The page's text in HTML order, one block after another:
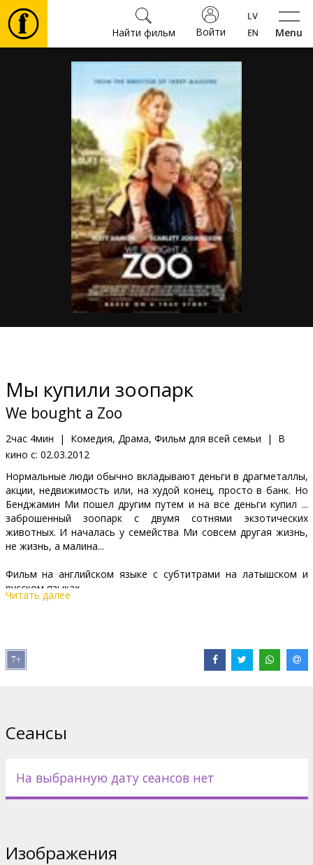
Menu
Войти
Найти фильм
Фильмы
Культура
Мероприятия
Новости
Подарки
Кинозакуски
Клуб
Мы купили зоопарк
We bought a Zoo
2час 4мин | Комедия, Драма, Фильм для всей семьи |
В
кино с: 02.03.2012
Нормальные люди обычно вкладывают деньги в драгметаллы,
акции, недвижимость или, на худой конец, просто в банк. Но
Бенджамин Ми пошел другим путем и на все деньги купил ...
заброшенный зоопарк с двумя сотнями экзотических
животных. И началась у семейства Ми совсем другая жизнь,
не жизнь, а малина...
Фильм на английском языке с субтитрами на латышском и
русском языках
Pежиссер :
В ролях:
Scarlett Johansson
Thomas Haden
Читать далее
Сеансы
На выбранную дату сеансов нет
Изображения